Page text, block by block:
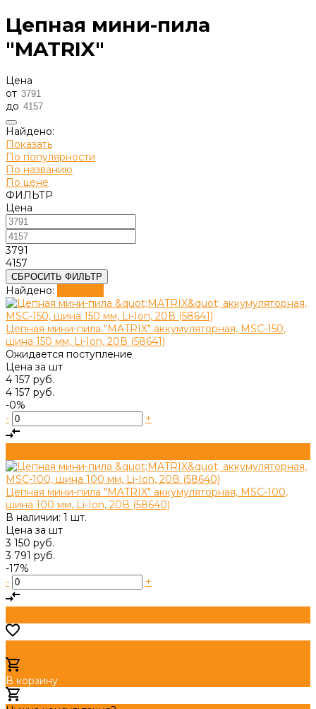
Цепная мини-пила
"MATRIX"
Цена
от
до
Найдено:
Показать
По популярности
По названию
По цене
ФИЛЬТР
Цена
3791
4157
СБРОСИТЬ ФИЛЬТР
Найдено:
Цепная мини-пила "MATRIX" аккумуляторная, MSC-150,
шина 150 мм, Li-Ion, 20В (58641)
Ожидается поступление
Цена за шт
4 157 руб.
4 157 руб.
-0%
-
+
Цепная мини-пила "MATRIX" аккумуляторная, MSC-100,
шина 100 мм, Li-Ion, 20В (58640)
В наличии: 1 шт.
Цена за шт
3 150 руб.
3 791 руб.
-17%
-
+
В корзину